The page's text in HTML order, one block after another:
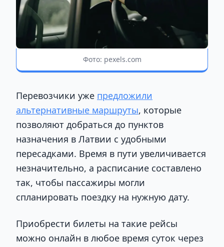
Фото: pexels.com
Перевозчики уже предложили
альтернативные маршруты, которые
позволяют добраться до пунктов
назначения в Латвии с удобными
пересадками. Время в пути увеличивается
незначительно, а расписание составлено
так, чтобы пассажиры могли
спланировать поездку на нужную дату.
Приобрести билеты на такие рейсы
можно онлайн в любое время суток через